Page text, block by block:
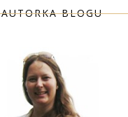
AUTORKA BLOGU